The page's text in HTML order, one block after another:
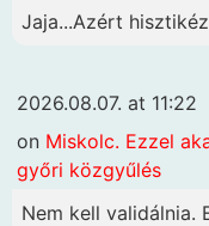
Jaja...Azért
2026.08.07. at 11:22
on Miskolc. Ezzel
győri közgyűlés
Nem kell validálnia.